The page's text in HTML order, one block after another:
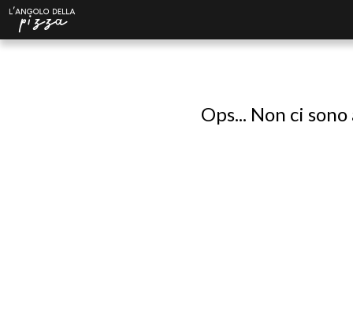
Ops... Non ci